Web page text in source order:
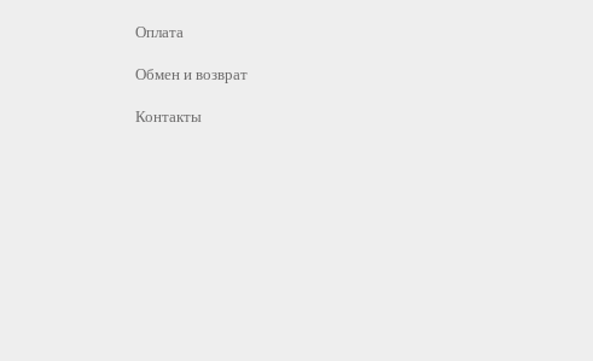
Оплата
Обмен и возврат
Контакты